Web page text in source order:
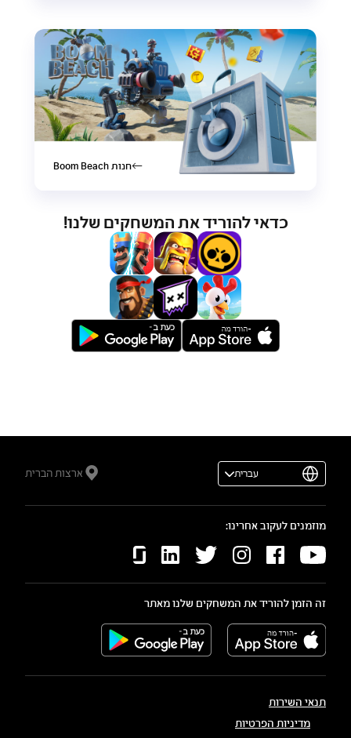
חנות Boom Beach
כדאי להוריד את המשחקים שלנו!
עברית ארצות הברית
מוזמנים לעקוב אחרינו:
זה הזמן להוריד את המשחקים שלנו מאתר
תנאי השירות
מדיניות הפרטיות